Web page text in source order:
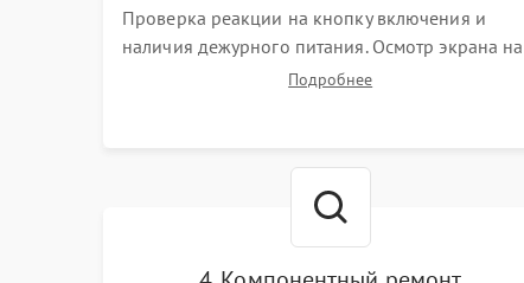
Проверка реакции на кнопку включения и
наличия дежурного питания. Осмотр экрана на
механические повреждения. Подключение к ПК
Подробнее